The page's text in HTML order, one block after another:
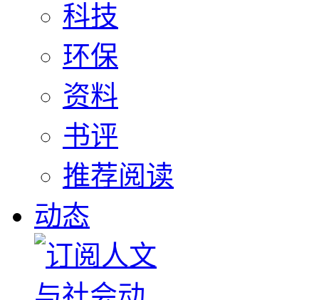
科技
环保
资料
书评
推荐阅读
动态